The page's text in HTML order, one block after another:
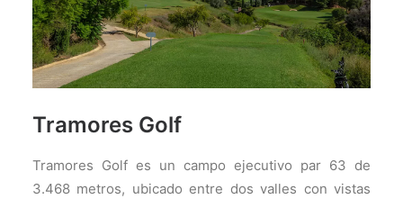
Tramores Golf
Tramores Golf es un campo ejecutivo par 63 de
3.468 metros, ubicado entre dos valles con vistas